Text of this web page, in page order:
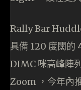
Rally Bar
具備 120 度闊的
DIMC 咪高峰陣
Zoom ，今年內